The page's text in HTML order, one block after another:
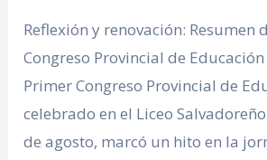
Reflexión y renovación: Resumen
Congreso Provincial de
Primer Congreso Provincial de
celebrado en el Liceo
de agosto, marcó un hito en la